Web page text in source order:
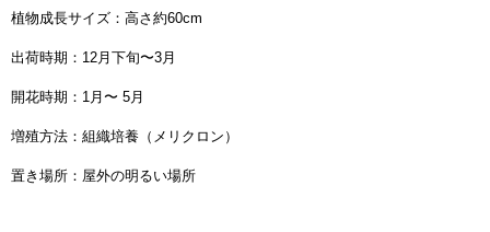
植物成長サイズ：高さ約60cm
出荷時期：12月下旬〜3月
開花時期：1月〜 5月
増殖方法：組織培養（メリクロン）
置き場所：屋外の明るい場所